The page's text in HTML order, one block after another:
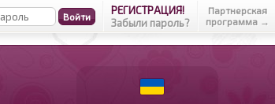
РЕГИСТРАЦИЯ!
Забыли пароль?
Партнерская
программа →